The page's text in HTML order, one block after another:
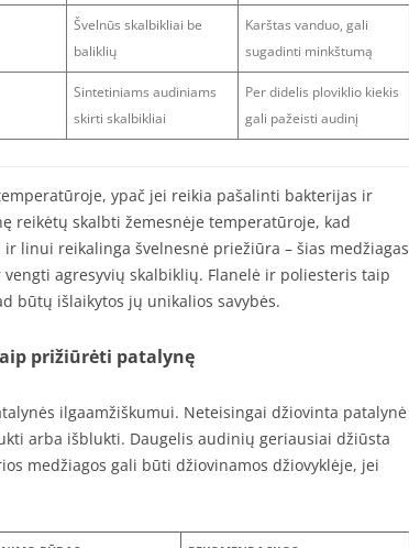
Švelnūs skalbikliai be
baliklių
Karštas vanduo, gali
sugadinti minkštumą
Sintetiniams audiniams
skirti skalbikliai
Per didelis ploviklio kiekis
gali pažeisti audinį
ypač jei reikia pašalinti bakterijas ir
reikėtų skalbti žemesnėje temperatūroje, kad
linui reikalinga švelnesnė priežiūra – šias medžiagas
agresyvių skalbiklių. Flanelė ir poliesteris taip
būtų išlaikytos jų unikalios savybės.
prižiūrėti patalynę
ilgaamžiškumui. Neteisingai džiovinta patalynė
arba išblukti. Daugelis audinių geriausiai džiūsta
medžiagos gali būti džiovinamos džiovyklėje, jei